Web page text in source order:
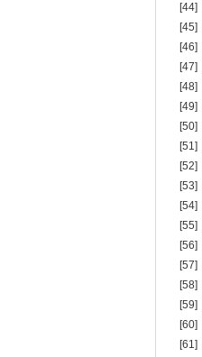
[44]
[45]
[46]
[47]
[48]
[49]
[50]
[51]
[52]
[53]
[54]
[55]
[56]
[57]
[58]
[59]
[60]
[61]